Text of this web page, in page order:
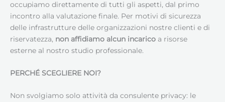
occupiamo direttamente di tutti gli aspetti, dal primo
incontro alla valutazione finale. Per motivi di sicurezza
delle infrastrutture delle organizzazioni nostre clienti e di
riservatezza, non affidiamo alcun incarico a risorse
esterne al nostro studio professionale.
PERCHÉ SCEGLIERE NOI?
Non svolgiamo solo attività da consulente privacy: le